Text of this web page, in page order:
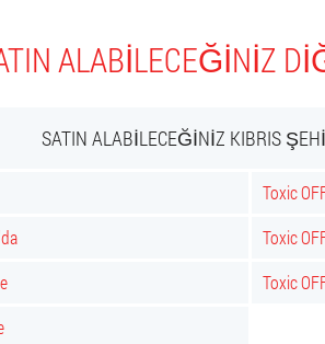
ALABILECEĞINIZ
SATIN ALABILECEĞINIZ KIBRIS
Toxic
Toxic
Toxic